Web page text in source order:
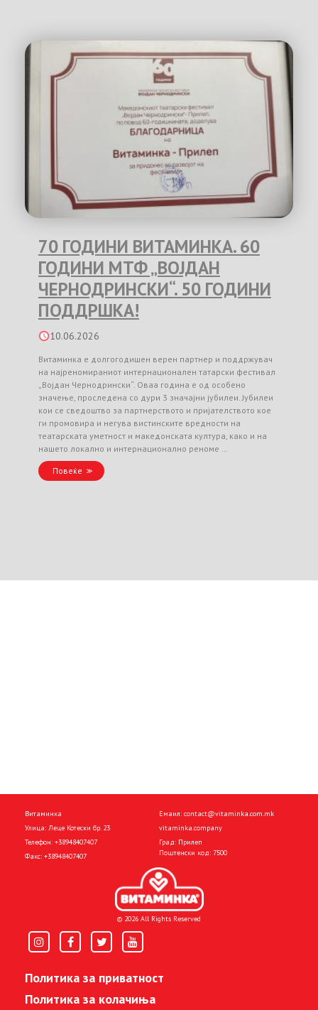
70 ГОДИНИ ВИТАМИНКА. 60
ГОДИНИ МТФ „ВОЈДАН
ЧЕРНОДРИНСКИ“. 50 ГОДИНИ
ПОДДРШКА!
10.06.2026
Витаминка е долгогодишен верен партнер и поддржувач
на најреномираниот интернационален татарски фестивал
„Војдан Чернодрински“. Оваа година е од особено
значење, проследена со дури 3 значајни јубилеи. Јубилеи
кои се сведоштво за партнерството и пријателството кое
ги промовира и негува вистинските вредности на
театарската уметност и македонската култура, како и на
нашето локално и интернационално реноме …
Повеќе
Витаминка
Улица: Леце Котески бр. 23
Телефон: +38948407407
Факс: +38948407407
Емаил: contact@vitaminka.com.mk
vitaminka.company
Град: Прилеп
Поштенски код: 7500
© 2026 All Rights Reserved
Политика за приватност
Политика за колачиња